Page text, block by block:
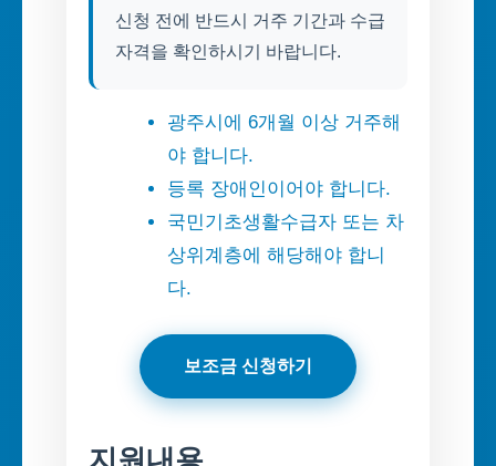
신청 전에 반드시 거주 기간과 수급
자격을 확인하시기 바랍니다.
광주시에 6개월 이상 거주해
야 합니다.
등록 장애인이어야 합니다.
국민기초생활수급자 또는 차
상위계층에 해당해야 합니
다.
보조금 신청하기
지원내용